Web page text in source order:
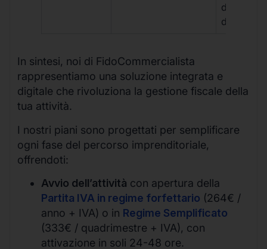
durante
d’ufficio.
In sintesi, noi di FidoCommercialista
rappresentiamo una soluzione integrata e
digitale che rivoluziona la gestione fiscale della
tua attività.
I nostri piani sono progettati per semplificare
ogni fase del percorso imprenditoriale,
offrendoti:
Avvio dell’attività con apertura della
Partita IVA in regime forfettario (264€ /
anno + IVA) o in Regime Semplificato
(333€ / quadrimestre + IVA), con
attivazione in soli 24-48 ore.